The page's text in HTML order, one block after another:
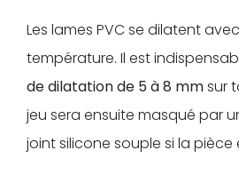
Les lames PVC se dilatent
température. Il est
de dilatation de 5 à 8 mmsur
jeu sera ensuite masqué par
joint silicone souple si la pièce